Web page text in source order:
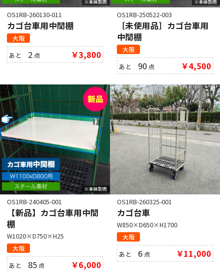
OS1RB-260130-011
カゴ台車用中間棚
大阪
あと 2 点 ￥3,800
OS1RB-250522-003
［未使用品］カゴ台車用
中間棚
大阪
あと 90 点 ￥4,500
OS1RB-240405-001
【新品】カゴ台車用中間
棚
W1020×D750×H25
大阪
あと 85 点 ￥6,000
OS1RB-260325-001
カゴ台車
W850×D650×H1700
大阪
あと 6 点 ￥11,000